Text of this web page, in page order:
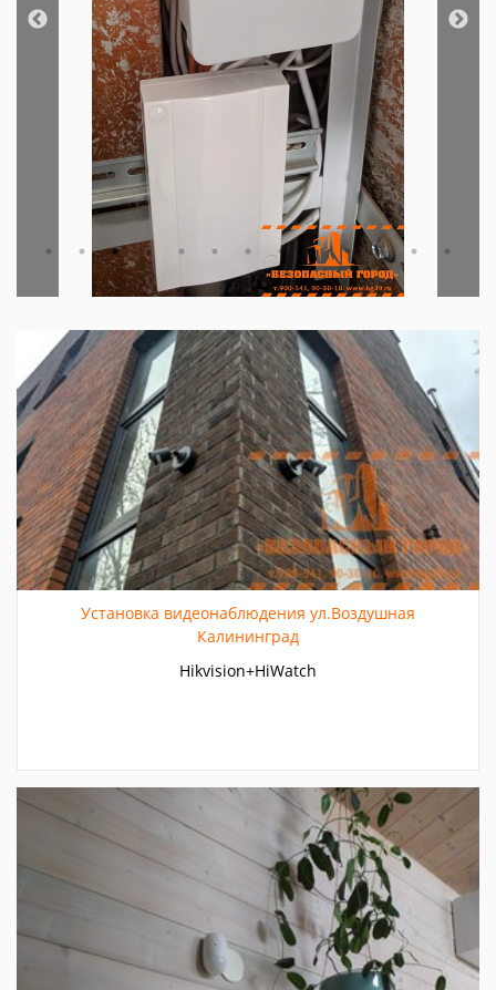
Установка видеонаблюдения ул.Воздушная
Калининград
Hikvision+HiWatch